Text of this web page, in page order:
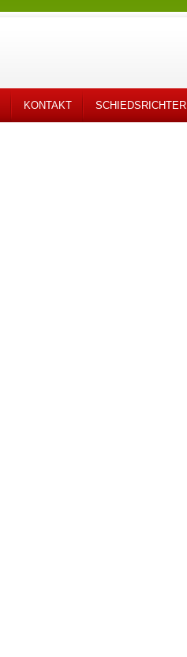
KONTAKT SCHIEDSRICHTER